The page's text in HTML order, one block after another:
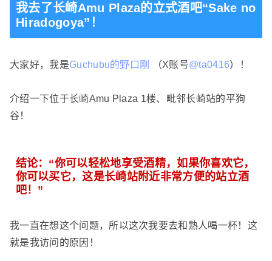
我去了长崎Amu Plaza的立式酒吧“Sake no
Hiradogoya”！
大家好，我是Guchubu的野口刚 （X账号@ta0416）！
介绍一下位于长崎Amu Plaza 1楼、毗邻长崎站的平狗
谷！
结论：“你可以轻松地享受酒精，如果你喜欢它，
你可以买它，这是长崎站附近非常方便的站立酒
吧！”
我一直在想这个问题，所以这次我要去和熟人喝一杯！这
就是我访问的原因！